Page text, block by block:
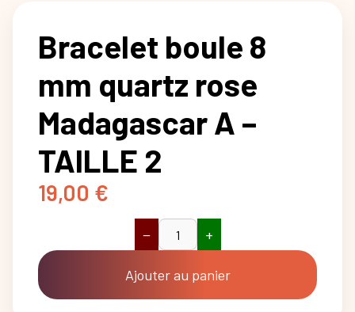
Bracelet boule 8
mm quartz rose
Madagascar A –
TAILLE 2
19,00 €
quantité
Bracelet
boule
8
− +
Ajouter au panier